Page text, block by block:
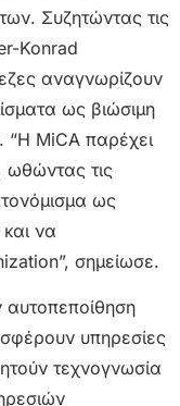
Συζητώντας τις
Konrad
αναγνωρίζουν
ως βιώσιμη
“Η MiCA παρέχει
ωθώντας τις
ως
να
σημείωσε.
αυτοπεποίθηση
υπηρεσίες
τεχνογνωσία